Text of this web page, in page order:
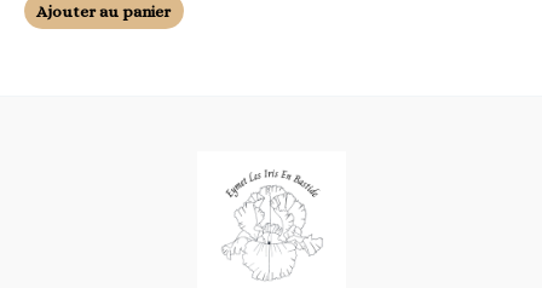
Ajouter au panier